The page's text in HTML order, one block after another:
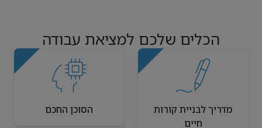
הכלים שלכם למציאת עבודה
מדריך לבניית קורות
חיים
הסוכן החכם